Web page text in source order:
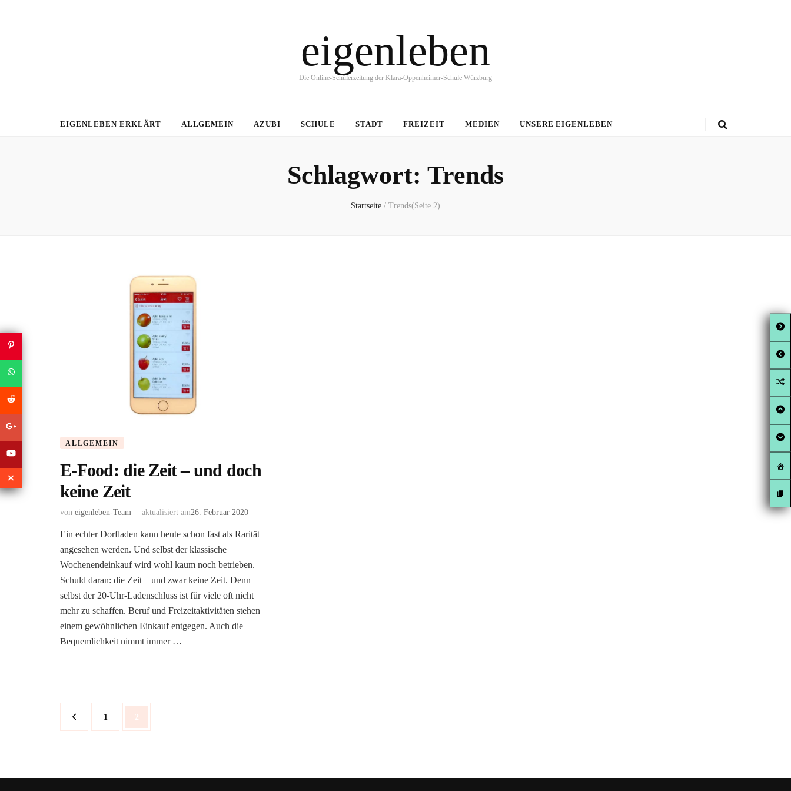
eigenleben
Die Online-Schülerzeitung der Klara-Oppenheimer-Schule Würzburg
EIGENLEBEN ERKLÄRT ALLGEMEIN AZUBI SCHULE STADT FREIZEIT MEDIEN UNSERE EIGENLEBEN
Schlagwort: Trends
Startseite / Trends(Seite 2)
ALLGEMEIN
E-Food: die Zeit – und doch
keine Zeit
von eigenleben-Team aktualisiert am26. Februar 2020
Ein echter Dorfladen kann heute schon fast als Rarität
angesehen werden. Und selbst der klassische
Wochenendeinkauf wird wohl kaum noch betrieben.
Schuld daran: die Zeit – und zwar keine Zeit. Denn
selbst der 20-Uhr-Ladenschluss ist für viele oft nicht
mehr zu schaffen. Beruf und Freizeitaktivitäten stehen
einem gewöhnlichen Einkauf entgegen. Auch die
Bequemlichkeit nimmt immer …
Seitennummerierung
der
Seite
1 Seite
2